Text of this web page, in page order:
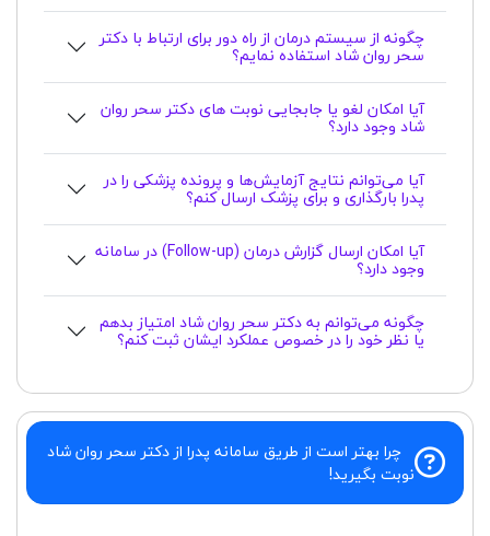
چگونه از سیستم درمان از راه دور برای ارتباط با دکتر
سحر روان شاد استفاده نمایم؟
آیا امکان لغو یا جابجایی نوبت های دکتر سحر روان
شاد وجود دارد؟
آیا می‌توانم نتایج آزمایش‌ها و پرونده پزشکی را در
پدرا بارگذاری و برای پزشک ارسال کنم؟
آیا امکان ارسال گزارش درمان (Follow-up) در سامانه
وجود دارد؟
چگونه می‌توانم به دکتر سحر روان شاد امتیاز بدهم
یا نظر خود را در خصوص عملکرد ایشان ثبت کنم؟
چرا بهتر است از طریق سامانه پدرا از دکتر سحر روان شاد
نوبت بگیرید!